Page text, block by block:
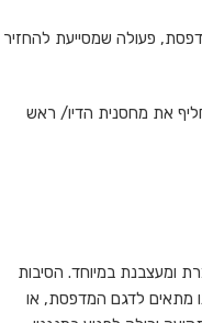
פעולה שמסייעת להחזיר
את מחסנית הדיו/ ראש
ומעצבנת במיוחד. הסיבות
מתאים לדגם המדפסת, או